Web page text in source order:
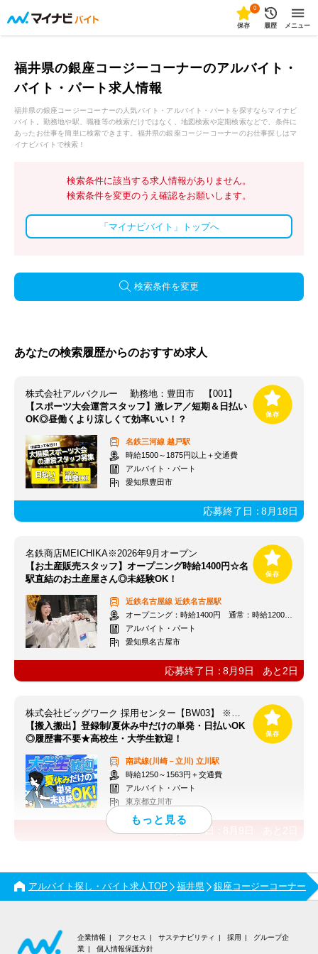
0
保存 履歴 メニュー
福井県の銀座コージーコーナーのアルバイト・
バイト・パート求人情報
福井県の銀座コージーコーナーの人気バイト・アルバイト・パートを探すならマイナビ
バイト。勤務地や駅、職種等の検索だけではなく、地図検索や定期検索などで、条件に
あったお仕事を簡単に検索できます。福井県の銀座コージーコーナーのお仕事探しはマ
イナビバイトで検索！
検索条件に該当する求人情報がありません。
検索条件を変更のうえ確認をお願いします。
「マイナビバイト」トップへ
検索条件を変更
あなたの検索履歴からのおすすめ求人
株式会社アルバクルー 勤務地：豊田市 【001】
【スポーツ大会運営スタッフ】激レア／短期＆日払い
OK◎昼働くより涼しくて効率いい！？
名鉄三河線 越戸駅
時給1500～1875円以上＋交通費
アルバイト・パート
愛知県豊田市
応募終了日：8月18日
名鉄商店MEICHIKA※2026年9月オープン
【お土産販売スタッフ】オープニング時給1400円☆名
駅直結のお土産屋さん◎未経験OK！
近鉄名古屋線 近鉄名古屋駅
オープニング：時給1400円 通常：時給1200円～＋交通費全額支給
アルバイト・パート
愛知県名古屋市
応募終了日：8月9日 あと 2日
株式会社ビッグワーク 採用センター【BW03】 ※立川エリア
【搬入搬出】登録制/夏休み中だけの単発・日払いOK
◎履歴書不要★高校生・大学生歓迎！
南武線(川崎－立川) 立川駅
時給1250～1563円＋交通費
アルバイト・パート
東京都立川市
応募終了日：
アルバイト探し・バイト求人TOP 福井県 銀座コージーコーナー
企業情報 アクセス サステナビリティ 採用
グループ企
業
個人情報保護方針